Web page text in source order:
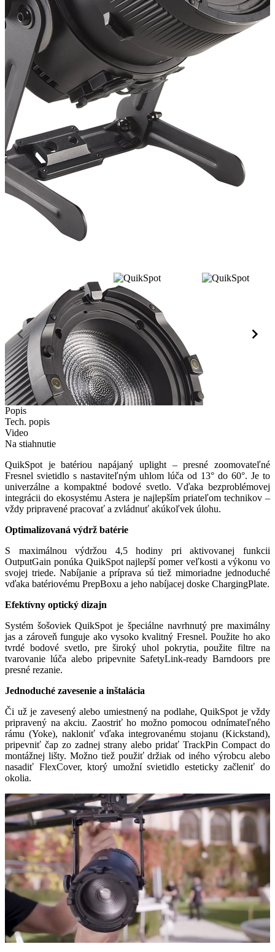
Item
2
of
5
Popis
Tech. popis
Video
Na stiahnutie
QuikSpot je batériou napájaný uplight – presné zoomovateľné
Fresnel svietidlo s nastaviteľným uhlom lúča od 13° do 60°. Je to
univerzálne a kompaktné bodové svetlo. Vďaka bezproblémovej
integrácii do ekosystému Astera je najlepším priateľom technikov –
vždy pripravené pracovať a zvládnuť akúkoľvek úlohu.
Optimalizovaná výdrž batérie
S maximálnou výdržou 4,5 hodiny pri aktivovanej funkcii
OutputGain ponúka QuikSpot najlepší pomer veľkosti a výkonu vo
svojej triede. Nabíjanie a príprava sú tiež mimoriadne jednoduché
vďaka batériovému PrepBoxu a jeho nabíjacej doske ChargingPlate.
Efektívny optický dizajn
Systém šošoviek QuikSpot je špeciálne navrhnutý pre maximálny
jas a zároveň funguje ako vysoko kvalitný Fresnel. Použite ho ako
tvrdé bodové svetlo, pre široký uhol pokrytia, použite filtre na
tvarovanie lúča alebo pripevnite SafetyLink-ready Barndoors pre
presné rezanie.
Jednoduché zavesenie a inštalácia
Či už je zavesený alebo umiestnený na podlahe, QuikSpot je vždy
pripravený na akciu. Zaostriť ho možno pomocou odnímateľného
rámu (Yoke), nakloniť vďaka integrovanému stojanu (Kickstand),
pripevniť čap zo zadnej strany alebo pridať TrackPin Compact do
montážnej lišty. Možno tiež použiť držiak od iného výrobcu alebo
nasadiť FlexCover, ktorý umožní svietidlo esteticky začleniť do
okolia.